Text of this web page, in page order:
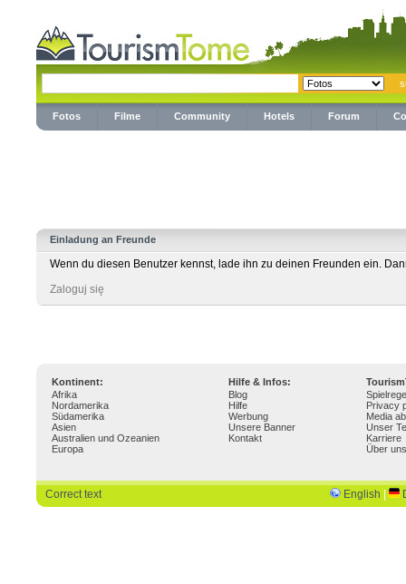
Fotos Filme Community Hotels Forum
Einladung an Freunde
Wenn du diesen Benutzer kennst, lade ihn zu deinen Freunden ein.
Zaloguj się
Kontinent: Hilfe & Infos:
Afrika
Nordamerika
Südamerika
Asien
Australien und Ozeanien
Europa
Blog
Hilfe
Werbung
Unsere Banner
Kontakt
Privacy
Media
Unser
Karriere
Über uns
Correct text English